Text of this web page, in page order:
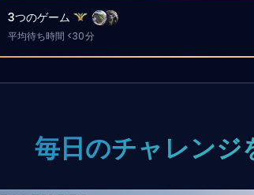
3つのゲーム
平均待ち時間 <30分
毎日のチャレンジ